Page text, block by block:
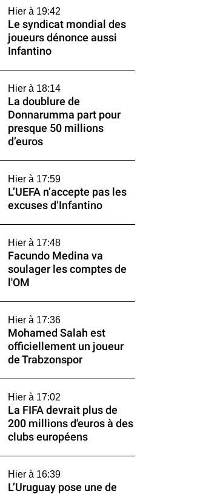
Hier à 19:42
Le syndicat mondial des
joueurs dénonce aussi
Infantino
Hier à 18:14
La doublure de
Donnarumma part pour
presque 50 millions
d’euros
Hier à 17:59
L’UEFA n’accepte pas les
excuses d’Infantino
Hier à 17:48
Facundo Medina va
soulager les comptes de
l'OM
Hier à 17:36
Mohamed Salah est
officiellement un joueur
de Trabzonspor
Hier à 17:02
La FIFA devrait plus de
200 millions d'euros à des
clubs européens
Hier à 16:39
L’Uruguay pose une de